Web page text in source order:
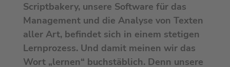
Scriptbakery, unsere Software für das
Management und die Analyse von Texten
aller Art, befindet sich in einem stetigen
Lernprozess. Und damit meinen wir das
Wort „lernen“ buchstäblich. Denn unsere